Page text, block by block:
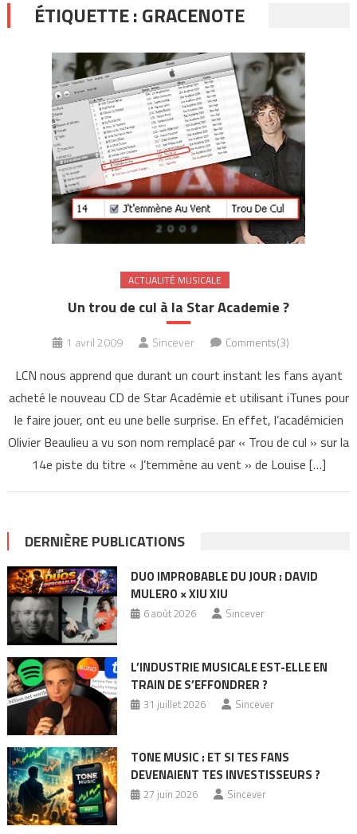
ÉTIQUETTE :GRACENOTE
ACTUALITÉ MUSICALE
Un trou de cul à la Star Academie ?
1 avril 2009 Sincever Comments(3)
LCN nous apprend que durant un court instant les fans ayant
acheté le nouveau CD de Star Académie et utilisant iTunes pour
le faire jouer, ont eu une belle surprise. En effet, l’académicien
Olivier Beaulieu a vu son nom remplacé par « Trou de cul » sur la
14e piste du titre « J’temmène au vent » de Louise […]
DERNIÈRE PUBLICATIONS
DUO IMPROBABLE DU JOUR : DAVID
MULERO × XIU XIU
6 août 2026 Sincever
L’INDUSTRIE MUSICALE EST-ELLE EN
TRAIN DE S’EFFONDRER ?
31 juillet 2026 Sincever
TONE MUSIC : ET SI TES FANS
DEVENAIENT TES INVESTISSEURS ?
27 juin 2026 Sincever